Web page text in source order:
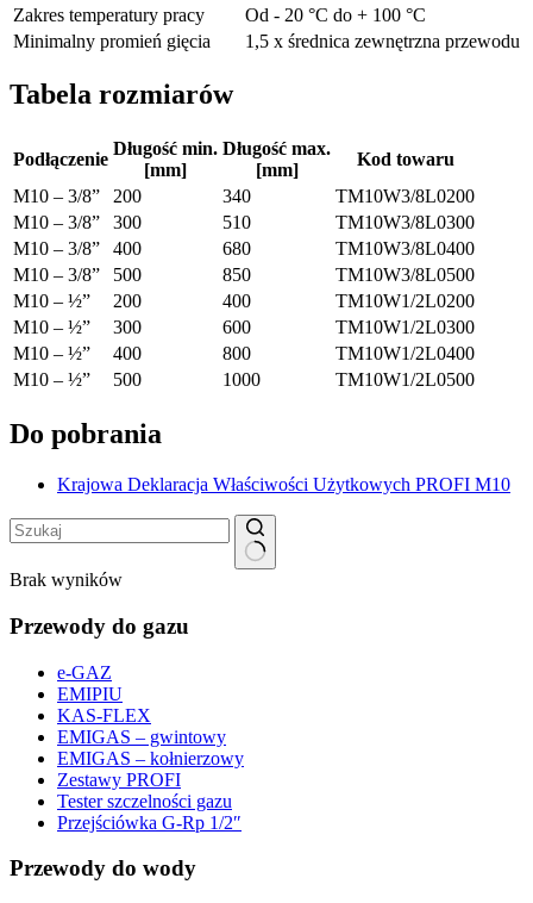
Zakres temperatury pracy
Od - 20 °C do + 100 °C
Minimalny promień gięcia
1,5 x średnica zewnętrzna przewodu
Tabela rozmiarów
Podłączenie
Długość min.
[mm]
Długość max.
[mm]
Kod towaru
M10 – 3/8”
200 340
TM10W3/8L0200
M10 – 3/8”
300 510
TM10W3/8L0300
M10 – 3/8”
400 680
TM10W3/8L0400
M10 – 3/8”
500 850
TM10W3/8L0500
M10 – ½”
200 400
TM10W1/2L0200
M10 – ½”
300 600
TM10W1/2L0300
M10 – ½”
400 800
TM10W1/2L0400
M10 – ½”
500 1000 TM10W1/2L0500
Do pobrania
Krajowa Deklaracja Właściwości Użytkowych PROFI M10
Brak wyników
Przewody do gazu
e-GAZ
EMIPIU
KAS-FLEX
EMIGAS – gwintowy
EMIGAS – kołnierzowy
Zestawy PROFI
Tester szczelności gazu
Przejściówka G-Rp 1/2″
Przewody do wody